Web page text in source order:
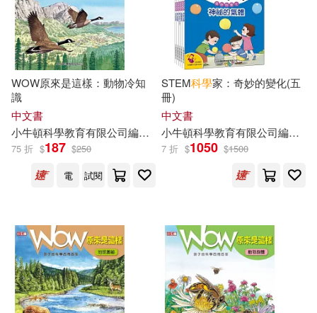
WOW原來是這樣：動物冷知
識
中文書
小牛頓科學教育有限公司編輯 團隊 廖篤誠 藍色夢境動漫工作室
75 折 $187 $250
電
試閱
STEM科學家：奇妙的變化(五
冊)
中文書
小牛頓科學教育有限公司編輯
7 折 $1050 $1500